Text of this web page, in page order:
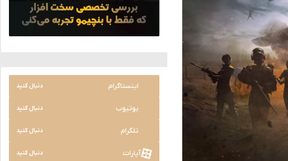
اینستاگرام دنبال کنید
یوتیوب دنبال کنید
تلگرام دنبال کنید
آپارات دنبال کنید